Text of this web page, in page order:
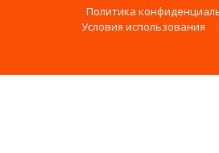
Политика
Условия использования